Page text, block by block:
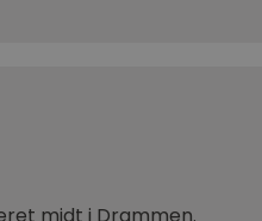
midt i Drammen.